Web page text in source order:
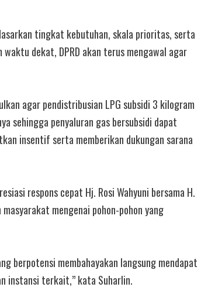
tingkat kebutuhan, skala prioritas, serta
dekat, DPRD akan terus mengawal agar
agar pendistribusian LPG subsidi 3 kilogram
sehingga penyaluran gas bersubsidi dapat
insentif serta memberikan dukungan sarana
respons cepat Hj. Rosi Wahyuni bersama H.
mengenai pohon-pohon yang
berpotensi membahayakan langsung mendapat
instansi terkait,” kata Suharlin.